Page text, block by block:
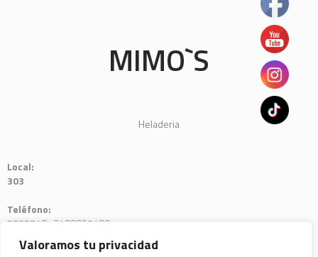
Valoramos tu privacidad
MIMO`S
Heladeria
Local:
303
Teléfono:
5755718 -3188095180